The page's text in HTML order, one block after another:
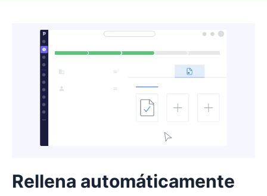
Rellena automáticamente